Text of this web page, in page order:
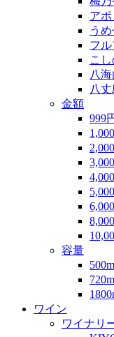
ア
う
フ
こ
八
八
金額
999
容量
ワイン
ワイナリ